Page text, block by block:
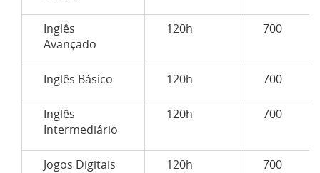
Inglês
Avançado
120h 700
Inglês Básico 120h 700
Inglês
Intermediário
120h 700
Jogos Digitais 120h 700